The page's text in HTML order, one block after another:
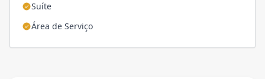
Suíte
Área de Serviço